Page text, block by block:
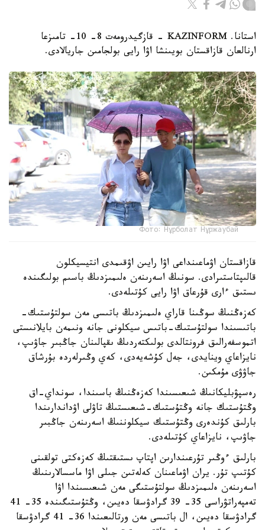
استانا. KAZINFORM - قازگيدرومەت 8- 10- تامىزعا
ارنالعان قازاقستان بويىنشا اۋا رايى بولجامىن جاريالادى.
Фото: Нұрболат Нұржаубай
قازاقستان اۋماعىنداعى اۋا رايىن اۋقىمدى انتيسيكلون
قالىپتاستىرادى. سونىڭ اسەرىنەن ەلىمىزدىڭ باسىم بولىگىندە
ىستىق ءارى قۇرعاق اۋا رايى كۇتىلەدى.
كەزەڭنىڭ سوڭىنا قاراي ەلىمىزدىڭ باتىسى مەن سولتۇستىك-
باتىسىندا سولتۇستىك-باتىس سيكلونى جانە ونىمەن بايلانىستى
اتموسفەرالىق فرونتالدى بولىكتەردىڭ ىقپالىنان جاڭبىر جاۋىپ،
نايزاعاي وينايدى، جەل كۇشەيەدى، كەي وڭىرلەردە بۇرشاق
جاۋۋى مۇمكىن.
رەسپۋبليكانىڭ شىعىسىندا كەزەڭنىڭ باسىندا، سونداي-اق
وڭتۇستىك جانە وڭتۇستىك-شىعىستىڭ تاۋلى اۋداندارىندا
بارلىق كۇندەرى وڭتۇستىك سيكلوننىڭ اسەرىنەن جاڭبىر
جاۋىپ، نايزاعاي كۇتىلەدى.
بارلىق ءوڭىر تۇرعىندارىن اپتاپ ىستىقتىڭ كەزەكتى تولقىنى
كۇتىپ تۇر. يران اۋماعىنان كەلەتىن جىلى اۋا ماسسالارىنىڭ
اسەرىنەن ەلىمىزدىڭ سولتۇستىگى مەن شىعىسىندا اۋا
تەمپەراتۋراسى 35- 39 گرادۋسقا دەيىن، وڭتۇستىگىندە 35- 41
گرادۋسقا دەيىن، ال باتىسى مەن ورتالىعىندا 36- 41 گرادۋسقا